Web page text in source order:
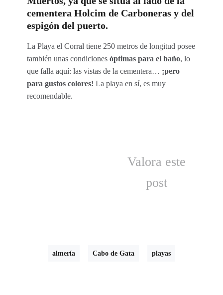
cementera Holcim de Carboneras y del
espigón del puerto.
La Playa el Corral tiene 250 metros de longitud posee
también unas condiciones óptimas para el baño, lo
que falla aquí: las vistas de la cementera… ¡pero
para gustos colores! La playa en sí, es muy
recomendable.
Valora este
post
almería Cabo de Gata playas